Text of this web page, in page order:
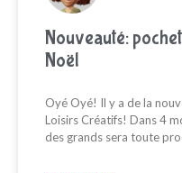
Nouveauté:
Noël
Oyé Oyé! Il y a de la
Loisirs Créatifs! Dans 4
des grands sera toute